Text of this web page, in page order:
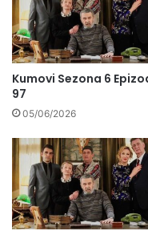
Kumovi Sezona 6
97
05/06/2026